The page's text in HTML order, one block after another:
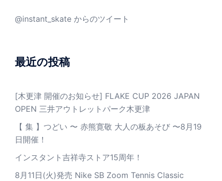
@instant_skate からのツイート
最近の投稿
[木更津 開催のお知らせ] FLAKE CUP 2026 JAPAN
OPEN 三井アウトレットパーク木更津
【 集 】つどい 〜 赤熊寛敬 大人の板あそび 〜8月19
日開催！
インスタント吉祥寺ストア15周年！
8月11日(火)発売 Nike SB Zoom Tennis Classic